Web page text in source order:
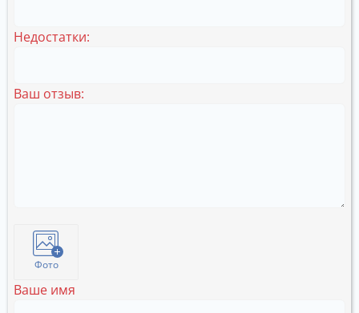
Недостатки:
Ваш отзыв:
Фото
Ваше имя